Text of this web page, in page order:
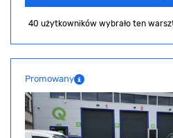
40 użytkowników wybrało ten
Promowany